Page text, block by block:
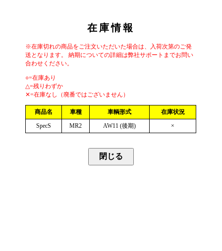
在庫情報
※在庫切れの商品をご注文いただいた場合は、入荷次第のご発
送となります。 納期についての詳細は弊社サポートまでお問い
合わせください。
○=在庫あり
△=残りわずか
✕=在庫なし（廃番ではございません）
商品名 車種 車輌形式
在庫状況
SpecS
MR2 AW11 (後期) ×